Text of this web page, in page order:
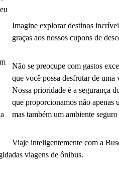
Imagine explorar destinos
graças aos nossos cupons de
Não se preocupe com gastos
que você possa desfrutar de
Nossa prioridade é a segurança
que proporcionamos não apenas
mas também um ambiente
Viaje inteligentemente com a
das viagens de ônibus.